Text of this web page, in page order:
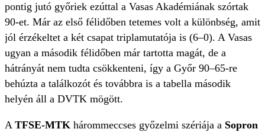
pontig jutó győriek ezúttal a Vasas Akadémiának szórtak
90-et. Már az első félidőben tetemes volt a különbség, amit
jól érzékeltet a két csapat triplamutatója is (6–0). A Vasas
ugyan a második félidőben már tartotta magát, de a
hátrányát nem tudta csökkenteni, így a Győr 90–65-re
behúzta a találkozót és továbbra is a tabella második
helyén áll a DVTK mögött.
A TFSE-MTK hárommeccses győzelmi szériája a Sopron